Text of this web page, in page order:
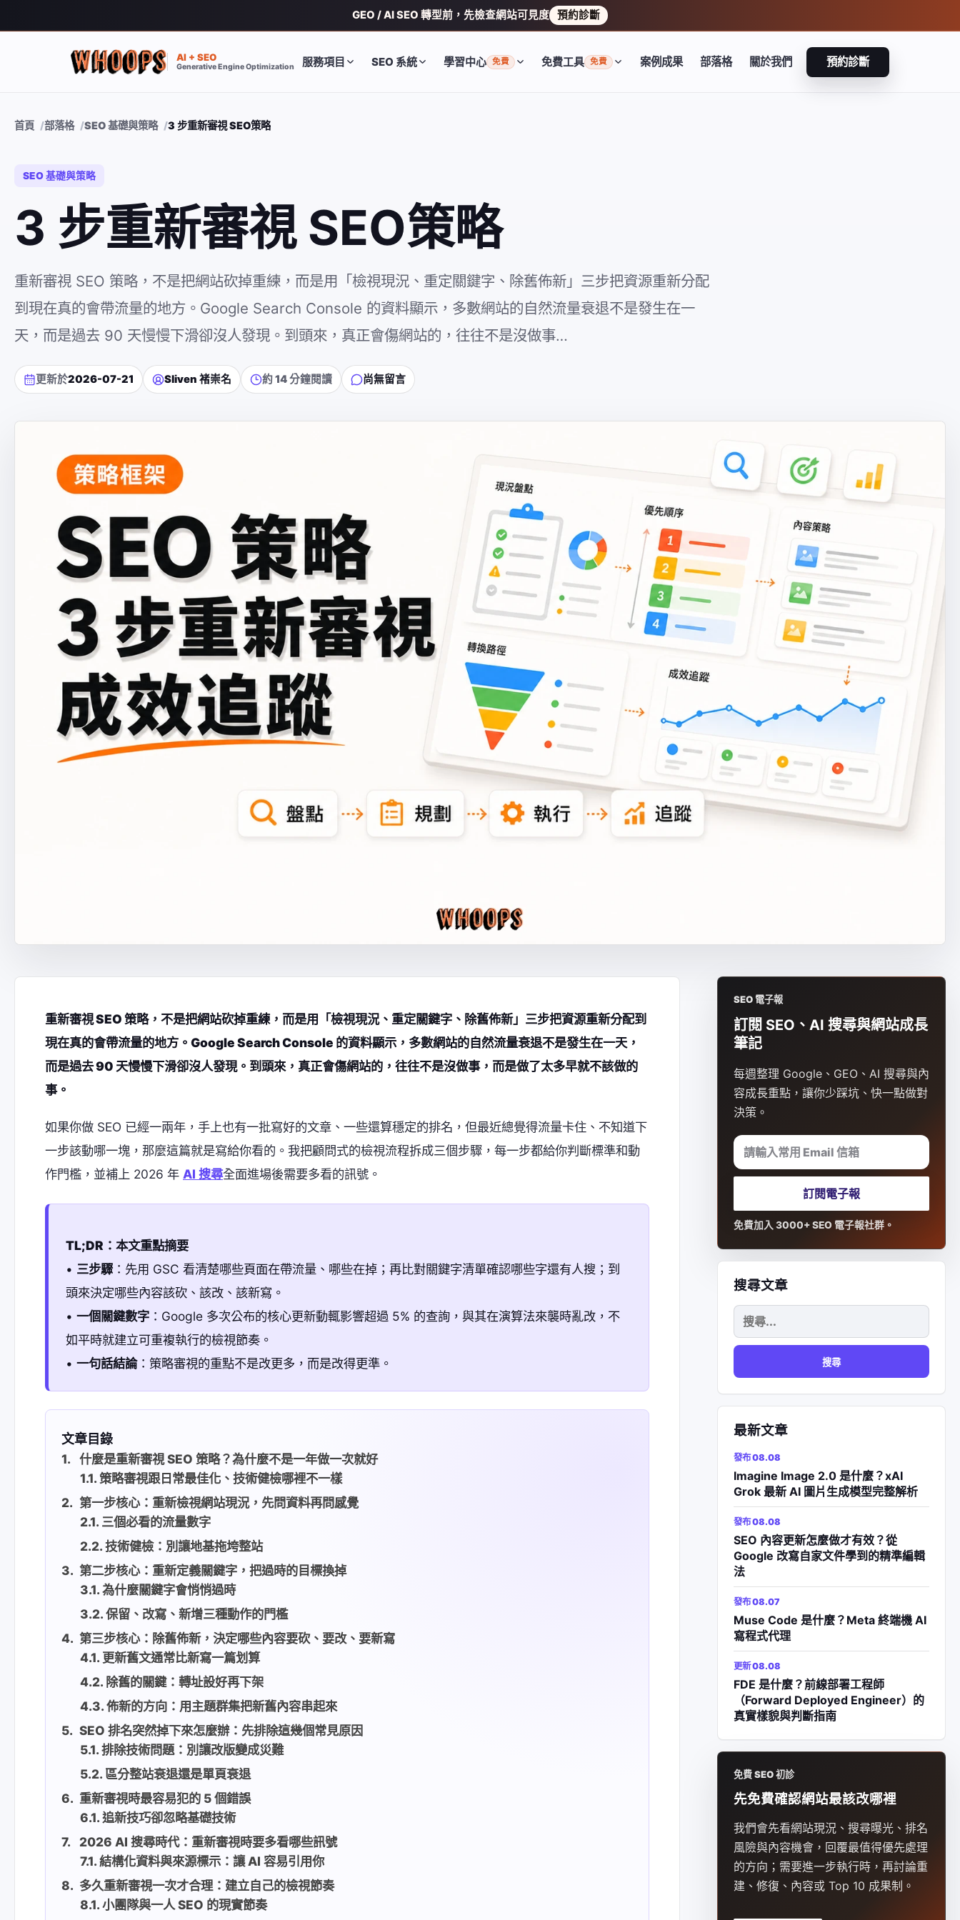
GEO / AI SEO 轉型前，先檢查網站可見度 預約診斷
AI + SEO
Generative Engine Optimization 服務項目 SEO 系統 學習中心 免費 免費工具 免費 案例成果 部落格 關於我們 預約診斷
首頁 部落格 SEO 基礎與策略 3 步重新審視 SEO策略
SEO 基礎與策略
3 步重新審視 SEO策略
重新審視 SEO 策略，不是把網站砍掉重練，而是用「檢視現況、重定關鍵字、除舊佈新」三步把資源重新分配
到現在真的會帶流量的地方。Google Search Console 的資料顯示，多數網站的自然流量衰退不是發生在一
天，而是過去 90 天慢慢下滑卻沒人發現。到頭來，真正會傷網站的，往往不是沒做事…
更新於2026-07-21 Sliven 褚崇名 約 14 分鐘閱讀 尚無留言
重新審視 SEO 策略，不是把網站砍掉重練，而是用「檢視現況、重定關鍵字、除舊佈新」三步把資源重新分配到
現在真的會帶流量的地方。Google Search Console 的資料顯示，多數網站的自然流量衰退不是發生在一天，
而是過去 90 天慢慢下滑卻沒人發現。到頭來，真正會傷網站的，往往不是沒做事，而是做了太多早就不該做的
事。
如果你做 SEO 已經一兩年，手上也有一批寫好的文章、一些還算穩定的排名，但最近總覺得流量卡住、不知道下
一步該動哪一塊，那麼這篇就是寫給你看的。我把顧問式的檢視流程拆成三個步驟，每一步都給你判斷標準和動
作門檻，並補上 2026 年 AI 搜尋全面進場後需要多看的訊號。
TL;DR：本文重點摘要
• 三步驟：先用 GSC 看清楚哪些頁面在帶流量、哪些在掉；再比對關鍵字清單確認哪些字還有人搜；到
頭來決定哪些內容該砍、該改、該新寫。
• 一個關鍵數字 ：Google 多次公布的核心更新動輒影響超過 5% 的查詢，與其在演算法來襲時亂改，不
如平時就建立可重複執行的檢視節奏。
• 一句話結論：策略審視的重點不是改更多，而是改得更準。
文章目錄
什麼是重新審視 SEO 策略？為什麼不是一年做一次就好
策略審視跟日常最佳化、技術健檢哪裡不一樣
第一步核心：重新檢視網站現況，先問資料再問感覺
三個必看的流量數字
技術健檢：別讓地基拖垮整站
第二步核心：重新定義關鍵字，把過時的目標換掉
為什麼關鍵字會悄悄過時
保留、改寫、新增三種動作的門檻
第三步核心：除舊佈新，決定哪些內容要砍、要改、要新寫
更新舊文通常比新寫一篇划算
除舊的關鍵：轉址設好再下架
佈新的方向：用主題群集把新舊內容串起來
SEO 排名突然掉下來怎麼辦：先排除這幾個常見原因
排除技術問題：別讓改版變成災難
區分整站衰退還是單頁衰退
重新審視時最容易犯的 5 個錯誤
追新技巧卻忽略基礎技術
2026 AI 搜尋時代：重新審視時要多看哪些訊號
結構化資料與來源標示：讓 AI 容易引用你
多久重新審視一次才合理：建立自己的檢視節奏
小團隊與一人 SEO 的現實節奏
SEO 電子報
訂閱 SEO、AI 搜尋與網站成長
筆記
每週整理 Google、GEO、AI 搜尋與內
容成長重點，讓你少踩坑、快一點做對
決策。
請輸入常用 Email 信箱
訂閱電子報
免費加入 3000+ SEO 電子報社群。
搜尋文章
尋
關
鍵
字:
最新文章
發布 08.08
Imagine Image 2.0 是什麼？xAI
Grok 最新 AI 圖片生成模型完整解析
發布 08.08
SEO 內容更新怎麼做才有效？從
Google 改寫自家文件學到的精準編輯
法
發布 08.07
Muse Code 是什麼？Meta 終端機 AI
寫程式代理
更新 08.08
FDE 是什麼？前線部署工程師
（Forward Deployed Engineer）的
真實樣貌與判斷指南
免費 SEO 初診
先免費確認網站最該改哪裡
我們會先看網站現況、搜尋曝光、排名
風險與內容機會，回覆最值得優先處理
的方向；需要進一步執行時，再討論重
建、修復、內容或 Top 10 成果制。